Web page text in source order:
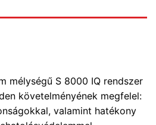
mélységű S 8000 IQ rendszer
követelményének megfelel:
valamint hatékony